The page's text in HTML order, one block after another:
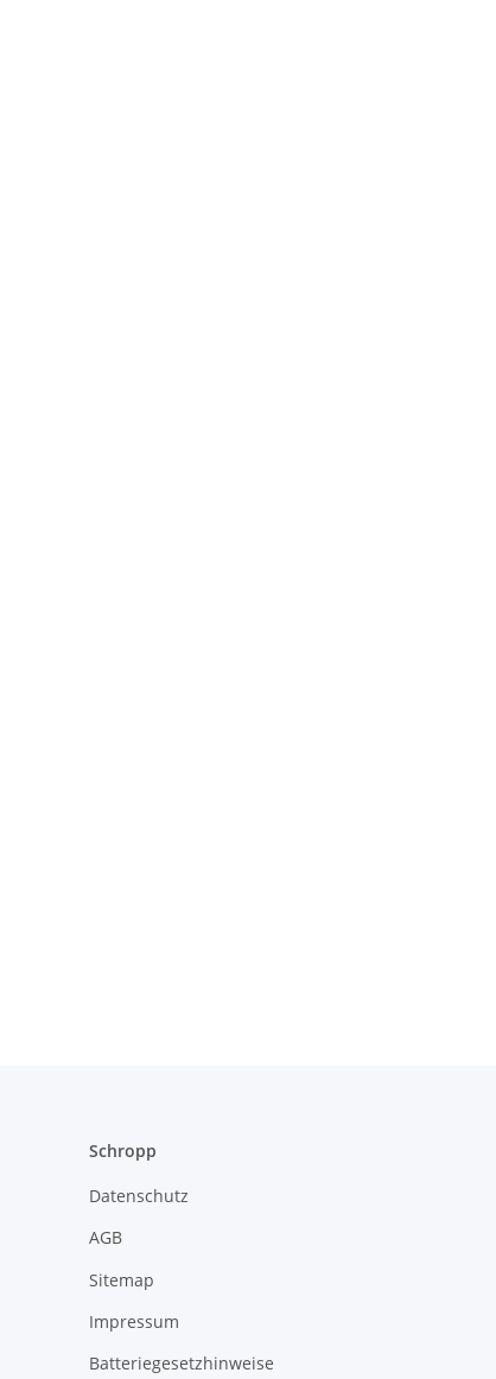
Schropp
Datenschutz
AGB
Sitemap
Impressum
Batteriegesetzhinweise